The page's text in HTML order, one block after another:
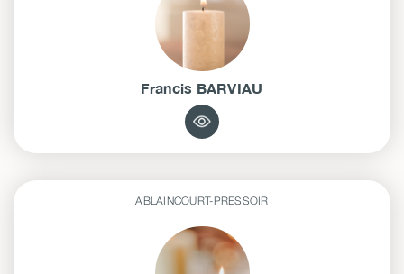
Francis BARVIAU
ABLAINCOURT-PRESSOIR